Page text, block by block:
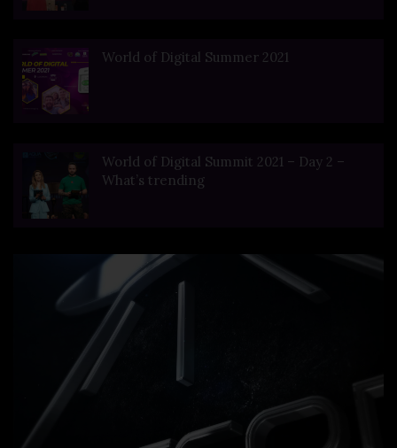
World of Digital Summer 2021
World of Digital Summit 2021 – Day 2 –
What’s trending